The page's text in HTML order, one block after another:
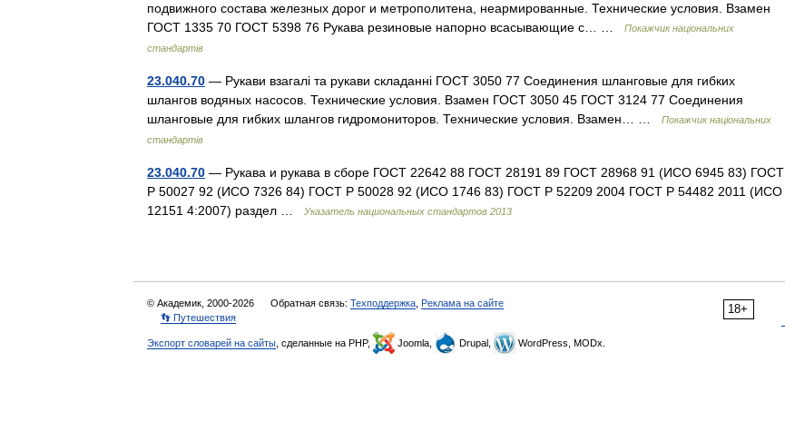
подвижного состава железных дорог и метрополитена, неармированные. Технические условия. Взамен
ГОСТ 1335 70 ГОСТ 5398 76 Рукава резиновые напорно всасывающие с… …
Покажчик національних
стандартів
23.040.70 — Рукави взагалі та рукави складанні ГОСТ 3050 77 Соединения шланговые для гибких
шлангов водяных насосов. Технические условия. Взамен ГОСТ 3050 45 ГОСТ 3124 77 Соединения
шланговые для гибких шлангов гидромониторов. Технические условия. Взамен… …
Покажчик національних
стандартів
23.040.70 — Рукава и рукава в сборе ГОСТ 22642 88 ГОСТ 28191 89 ГОСТ 28968 91 (ИСО 6945 83) ГОСТ
Р 50027 92 (ИСО 7326 84) ГОСТ Р 50028 92 (ИСО 1746 83) ГОСТ Р 52209 2004 ГОСТ Р 54482 2011 (ИСО
12151 4:2007) раздел …
Указатель национальных стандартов 2013
18+
© Академик, 2000-2026 Обратная связь: Техподдержка Реклама на сайте
👣 Путешествия
Экспорт словарей на сайты , сделанные на PHP, Joomla, Drupal, WordPress, MODx.